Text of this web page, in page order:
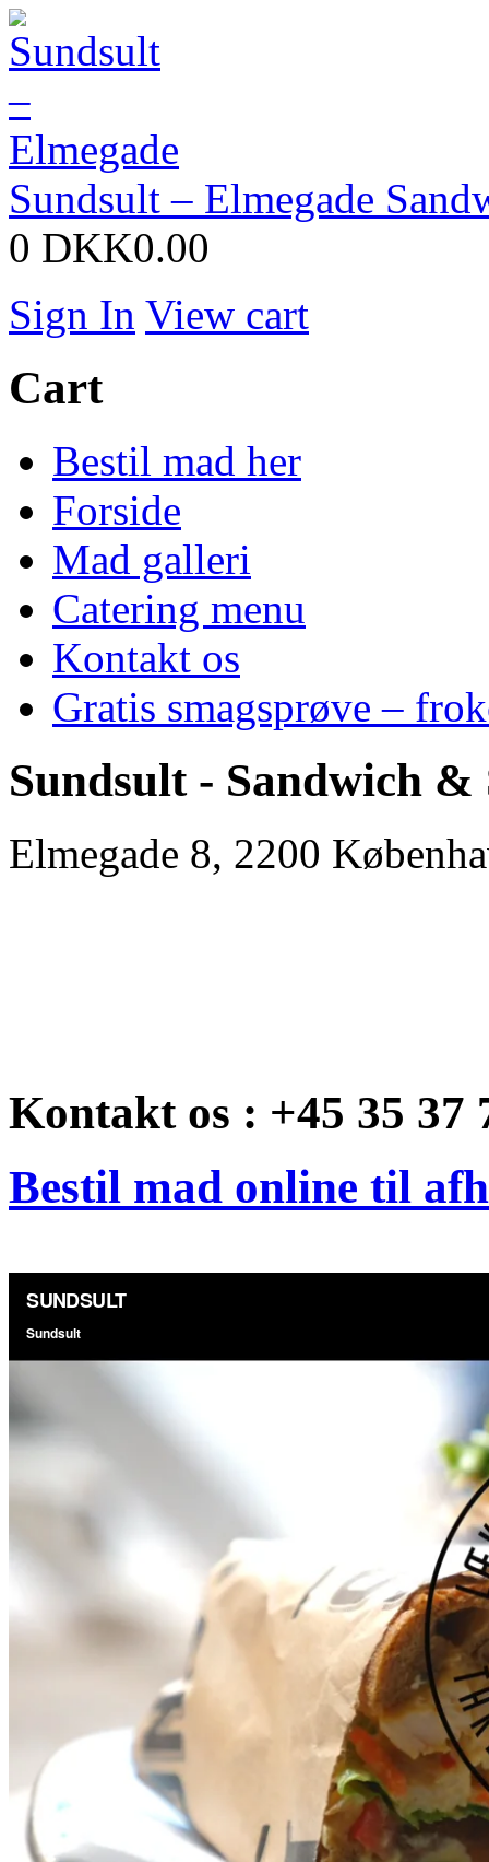
Sundsult – Elmegade
0 DKK0.00
Sign In View cart
Cart
Bestil mad her
Forside
Mad galleri
Catering menu
Kontakt os
Gratis smagsprøve –
Sundsult - Sandwich
Elmegade 8, 2200
Kontakt os : +45 35 37
Bestil mad online til